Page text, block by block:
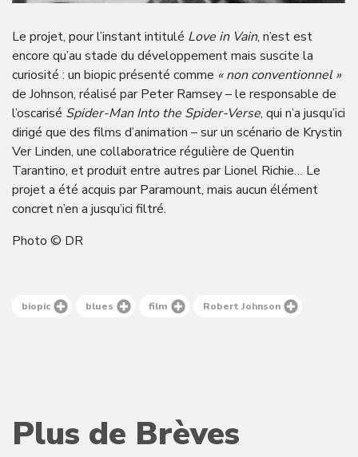
Le projet, pour l’instant intitulé Love in Vain, n’est est
encore qu’au stade du développement mais suscite la
curiosité : un biopic présenté comme « non conventionnel »
de Johnson, réalisé par Peter Ramsey – le responsable de
l’oscarisé Spider-Man Into the Spider-Verse, qui n’a jusqu’ici
dirigé que des films d’animation – sur un scénario de Krystin
Ver Linden, une collaboratrice régulière de Quentin
Tarantino, et produit entre autres par Lionel Richie… Le
projet a été acquis par Paramount, mais aucun élément
concret n’en a jusqu’ici filtré.
Photo © DR
biopic blues film Robert Johnson
Plus de Brèves